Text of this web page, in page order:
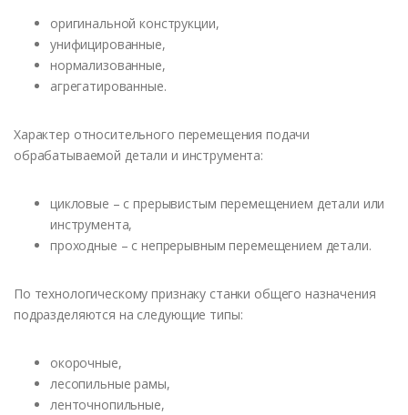
оригинальной конструкции,
унифицированные,
нормализованные,
агрегатированные.
Характер относительного перемещения подачи
обрабатываемой детали и инструмента:
цикловые – с прерывистым перемещением детали или
инструмента,
проходные – с непрерывным перемещением детали.
По технологическому признаку станки общего назначения
подразделяются на следующие типы:
окорочные,
лесопильные рамы,
ленточнопильные,